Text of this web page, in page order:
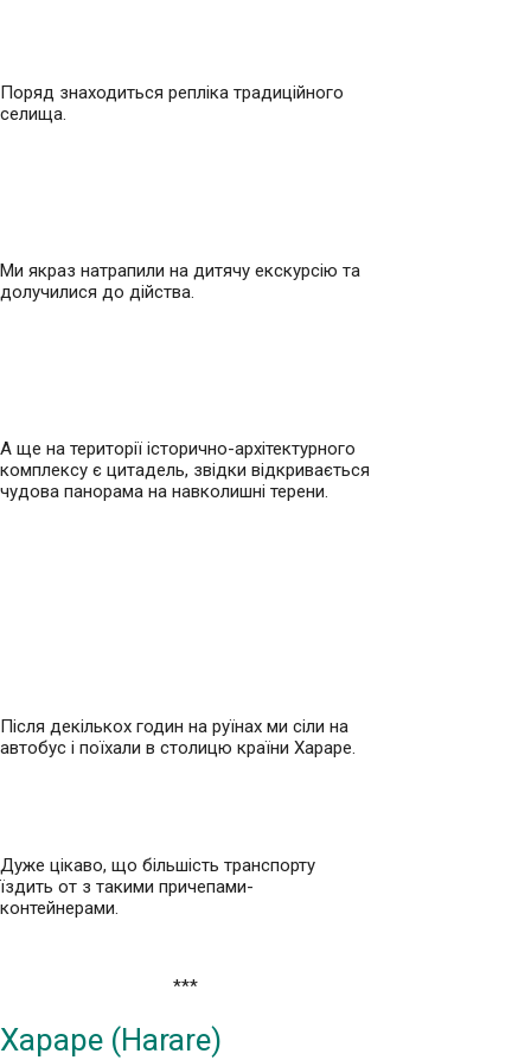
Поряд знаходиться репліка традиційного
селища.
Ми якраз натрапили на дитячу екскурсію та
долучилися до дійства.
А ще на території історично-архітектурного
комплексу є цитадель, звідки відкривається
чудова панорама на навколишні терени.
Після декількох годин на руїнах ми сіли на
автобус і поїхали в столицю країни Хараре.
Дуже цікаво, що більшість транспорту
їздить от з такими причепами-
контейнерами.
***
Хараре (Harare)